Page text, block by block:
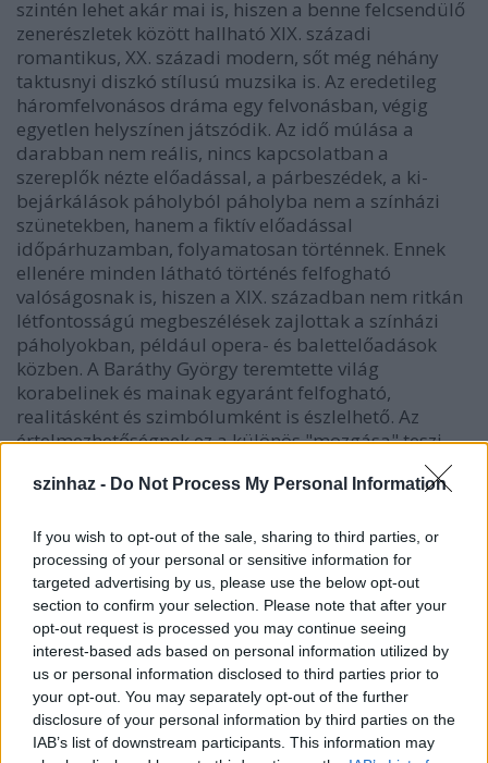
szinhaz - Do Not Process My Personal Information
If you wish to opt-out of the sale, sharing to third parties, or
processing of your personal or sensitive information for
targeted advertising by us, please use the below opt-out
section to confirm your selection. Please note that after your
opt-out request is processed you may continue seeing
interest-based ads based on personal information utilized by
us or personal information disclosed to third parties prior to
your opt-out. You may separately opt-out of the further
disclosure of your personal information by third parties on the
IAB’s list of downstream participants. This information may
szintén lehet akár mai is, hiszen a benne felcsendülő
zenerészletek között hallható XIX. századi
romantikus, XX. századi modern, sőt még néhány
taktusnyi diszkó stílusú muzsika is. Az eredetileg
háromfelvonásos dráma egy felvonásban, végig
egyetlen helyszínen játszódik. Az idő múlása a
darabban nem reális, nincs kapcsolatban a
szereplők nézte előadással, a párbeszédek, a ki-
bejárkálások páholyból páholyba nem a színházi
szünetekben, hanem a fiktív előadással
időpárhuzamban, folyamatosan történnek. Ennek
ellenére minden látható történés felfogható
valóságosnak is, hiszen a XIX. században nem ritkán
létfontosságú megbeszélések zajlottak a színházi
páholyokban, például opera- és balettelőadások
közben. A Baráthy György teremtette világ
korabelinek és mainak egyaránt felfogható,
realitásként és szimbólumként is észlelhető. Az
értelmezhetőségnek ez a különös "mozgása" teszi
{kozep}Hetényi Zoltán (Krogstad), Hajós Eszter
(Kristine), Sáfár Kovács Zsolt, Tari Orsolya és Simon
Kornél - Schiller Kata felvétele{/kozep}
A darab elején Helmer és Nóra páholyból szemléli a
világot. Alattuk, a nézők számára láthatatlan
zsöllyékben, valamint a páholy mögötti folyosón -
ahonnét érkeznek és ahová távoznak a szereplők -